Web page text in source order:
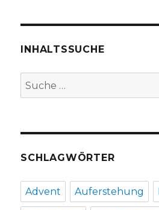
INHALTSSUCHE
Suche
nach:
SCHLAGWÖRTER
Advent Auferstehung